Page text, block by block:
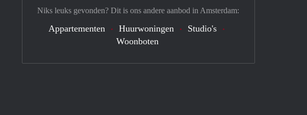
Niks leuks gevonden? Dit is ons andere aanbod in Amsterdam:
Appartementen Huurwoningen
Studio's
Woonboten